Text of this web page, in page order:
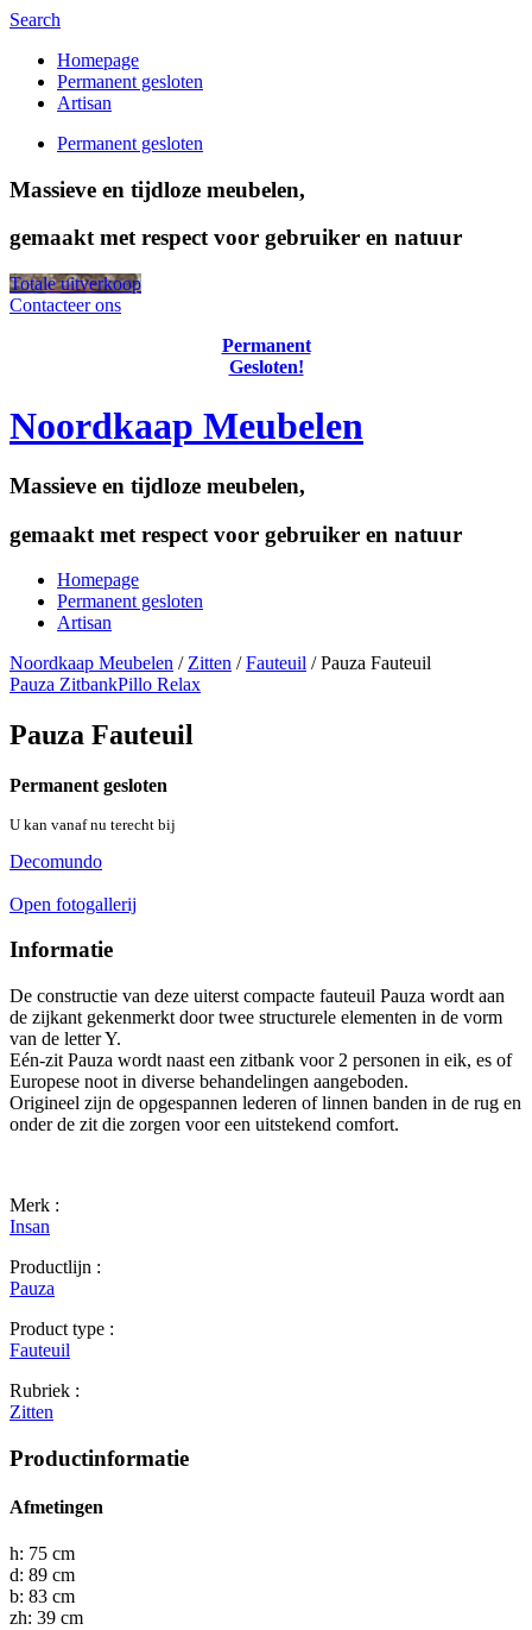
Search
Homepage
Permanent gesloten
Artisan
Permanent gesloten
Massieve en tijdloze meubelen,
gemaakt met respect voor gebruiker en natuur
Totale uitverkoop
Contacteer ons
Permanent
Gesloten!
Noordkaap Meubelen
Massieve en tijdloze meubelen,
gemaakt met respect voor gebruiker en natuur
Homepage
Permanent gesloten
Artisan
Noordkaap Meubelen /Zitten /Fauteuil /Pauza Fauteuil
Pauza ZitbankPillo Relax
Pauza Fauteuil
Permanent gesloten
U kan vanaf nu terecht bij
Decomundo
Open fotogallerij
Informatie
De constructie van deze uiterst compacte fauteuil Pauza wordt aan
de zijkant gekenmerkt door twee structurele elementen in de vorm
van de letter Y.
Eén-zit Pauza wordt naast een zitbank voor 2 personen in eik, es of
Europese noot in diverse behandelingen aangeboden.
Origineel zijn de opgespannen lederen of linnen banden in de rug en
onder de zit die zorgen voor een uitstekend comfort.
Merk :
Insan
Productlijn :
Pauza
Product type :
Fauteuil
Rubriek :
Zitten
Productinformatie
Afmetingen
h: 75 cm
d: 89 cm
b: 83 cm
zh: 39 cm